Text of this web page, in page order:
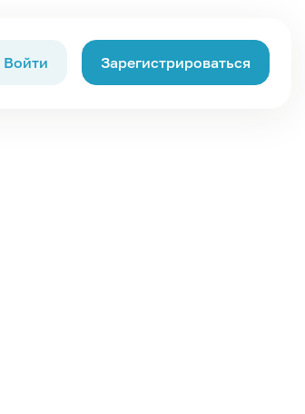
Войти Зарегистрироваться